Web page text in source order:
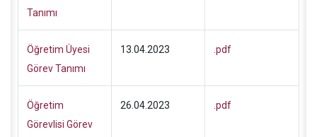
Tanımı
Öğretim Üyesi
Görev Tanımı
13.04.2023 .pdf
Öğretim
Görevlisi Görev
26.04.2023 .pdf